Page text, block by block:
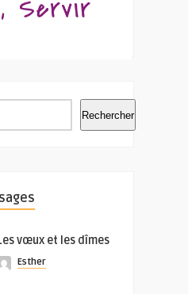
Rechercher
vœux et les dîmes
Esther